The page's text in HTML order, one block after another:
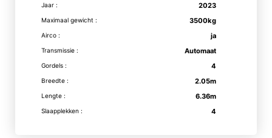
Jaar : 2023
Maximaal gewicht : 3500kg
Airco : ja
Transmissie : Automaat
Gordels : 4
Breedte : 2.05m
Lengte : 6.36m
Slaapplekken : 4